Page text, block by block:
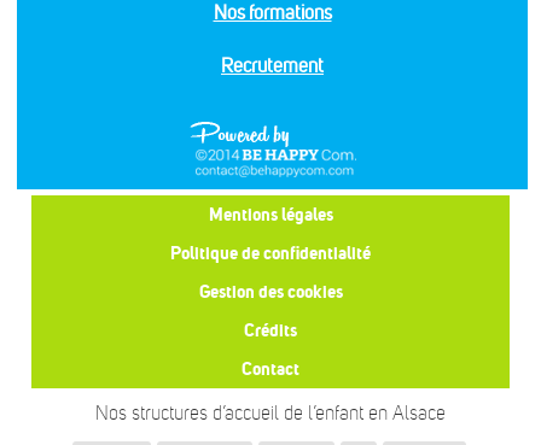
Nos formations
Recrutement
Mentions légales
Politique de confidentialité
Gestion des cookies
Crédits
Contact
Nos structures d’accueil de l’enfant en Alsace